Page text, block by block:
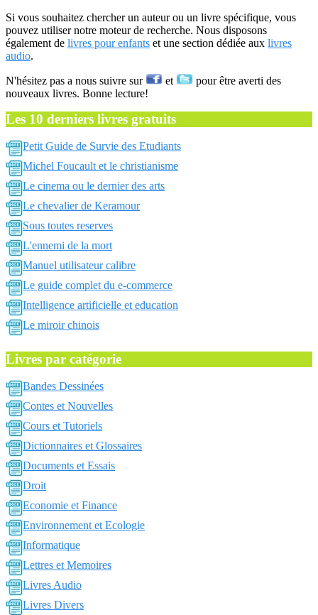
Si vous souhaitez chercher un auteur ou un livre spécifique, vous
pouvez utiliser notre moteur de recherche. Nous disposons
également de livres pour enfants et une section dédiée aux livres
audio.
N'hésitez pas a nous suivre sur et
pour être averti des
nouveaux livres. Bonne lecture!
Les 10 derniers livres gratuits
Petit Guide de Survie des Etudiants
Michel Foucault et le christianisme
Le cinema ou le dernier des arts
Le chevalier de Keramour
Sous toutes reserves
L'ennemi de la mort
Manuel utilisateur calibre
Le guide complet du e-commerce
Intelligence artificielle et education
Le miroir chinois
Livres par catégorie
Bandes Dessinées
Contes et Nouvelles
Cours et Tutoriels
Dictionnaires et Glossaires
Documents et Essais
Droit
Economie et Finance
Environnement et Ecologie
Informatique
Lettres et Memoires
Livres Audio
Livres Divers